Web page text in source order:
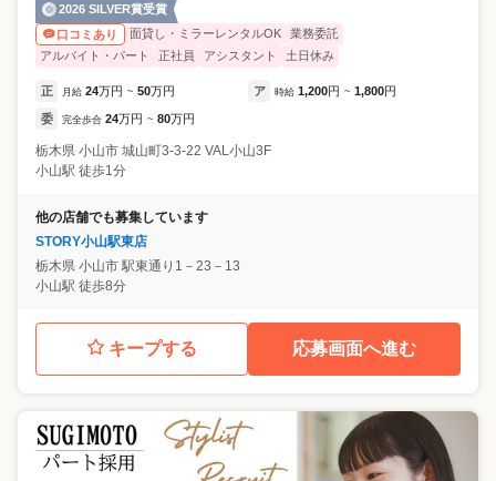
2026 SILVER賞受賞
口コミあり
面貸し・ミラーレンタルOK
業務委託
アルバイト・パート
正社員 アシスタント 土日休み
正 月給 24万円 ~ 50万円 ア 時給 1,200円 ~ 1,800円
委 完全歩合 24万円 ~ 80万円
栃木県 小山市 城山町3-3-22 VAL小山3F
小山駅 徒歩1分
他の店舗でも募集しています
STORY小山駅東店
栃木県 小山市 駅東通り1－23－13
小山駅 徒歩8分
キープする 応募画面へ進む